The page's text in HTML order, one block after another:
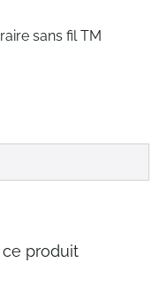
sans fil TM
ce produit